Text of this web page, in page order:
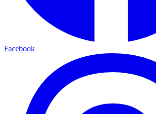
Facebook